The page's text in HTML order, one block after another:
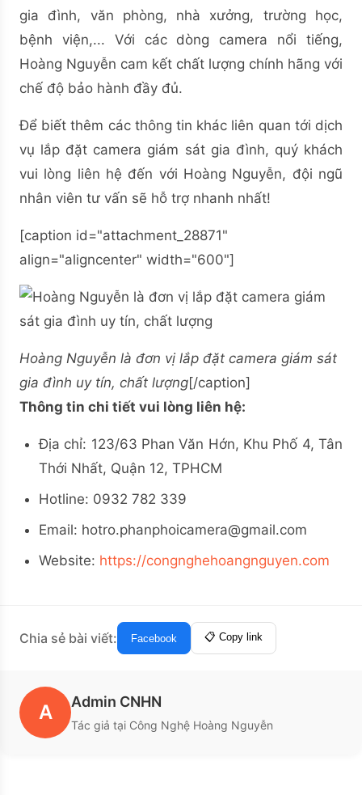
gia đình, văn phòng, nhà xưởng, trường học,
bệnh viện,... Với các dòng camera nổi tiếng,
Hoàng Nguyễn cam kết chất lượng chính hãng với
chế độ bảo hành đầy đủ.
Để biết thêm các thông tin khác liên quan tới dịch
vụ lắp đặt camera giám sát gia đình, quý khách
vui lòng liên hệ đến với Hoàng Nguyễn, đội ngũ
nhân viên tư vấn sẽ hỗ trợ nhanh nhất!
[caption id="attachment_28871"
align="aligncenter" width="600"]
Hoàng Nguyễn là đơn vị lắp đặt camera giám sát
gia đình uy tín, chất lượng[/caption]
Thông tin chi tiết vui lòng liên hệ:
Địa chỉ: 123/63 Phan Văn Hớn, Khu Phố 4, Tân
Thới Nhất, Quận 12, TPHCM
Hotline: 0932 782 339
Email: hotro.phanphoicamera@gmail.com
Website: https://congnghehoangnguyen.com
Chia sẻ bài viết: Facebook 📋 Copy link
A Admin CNHN
Tác giả tại Công Nghệ Hoàng Nguyễn